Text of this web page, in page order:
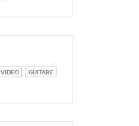
VIDEO
GUITARE